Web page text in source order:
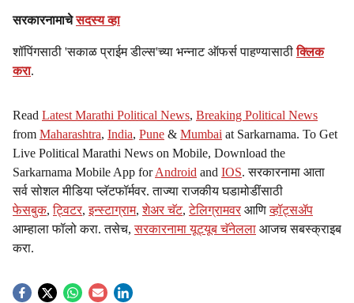
सरकारनामाचेसदस्य व्हा
शॉपिंगसाठी 'सकाळ प्राईम डील्स'च्या भन्नाट ऑफर्स पाहण्यासाठीक्लिक
करा.
Read Latest Marathi Political News, Breaking Political News
from Maharashtra, India, Pune & Mumbai at Sarkarnama. To Get
Live Political Marathi News on Mobile, Download the
Sarkarnama Mobile App forAndroid and IOS. सरकारनामा आता
सर्व सोशल मीडिया प्लॅटफॉर्मवर. ताज्या राजकीय घडामोडींसाठी
फेसबुक,ट्विटर,इन्स्टाग्राम,शेअर चॅट,टेलिग्रामवर आणिव्हॉट्सॲप
आम्हाला फॉलो करा. तसेच,सरकारनामा यूट्यूब चॅनेलला आजच सबस्क्राइब
करा.